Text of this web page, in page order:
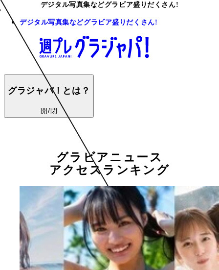
デジタル写真集などグラビア盛りだくさん!
デジタル写真集などグラビア盛りだくさん!
グラジャパ！とは？
開/閉
グラビアニュース
アクセスランキング